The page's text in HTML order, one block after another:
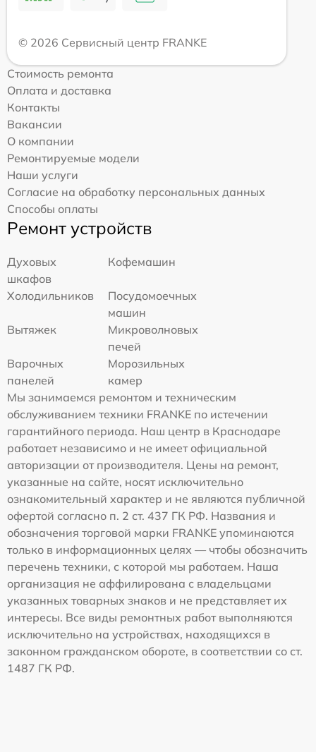
© 2026 Сервисный центр FRANKE
Стоимость ремонта
Оплата и доставка
Контакты
Вакансии
О компании
Ремонтируемые модели
Наши услуги
Согласие на обработку персональных данных
Способы оплаты
Ремонт устройств
Духовых
шкафов
Кофемашин
Холодильников
Посудомоечных
машин
Вытяжек
Микроволновых
печей
Варочных
панелей
Морозильных
камер
Мы занимаемся ремонтом и техническим
обслуживанием техники FRANKE по истечении
гарантийного периода. Наш центр в Краснодаре
работает независимо и не имеет официальной
авторизации от производителя. Цены на ремонт,
указанные на сайте, носят исключительно
ознакомительный характер и не являются публичной
офертой согласно п. 2 ст. 437 ГК РФ. Названия и
обозначения торговой марки FRANKE упоминаются
только в информационных целях — чтобы обозначить
перечень техники, с которой мы работаем. Наша
организация не аффилирована с владельцами
указанных товарных знаков и не представляет их
интересы. Все виды ремонтных работ выполняются
исключительно на устройствах, находящихся в
законном гражданском обороте, в соответствии со ст.
1487 ГК РФ.